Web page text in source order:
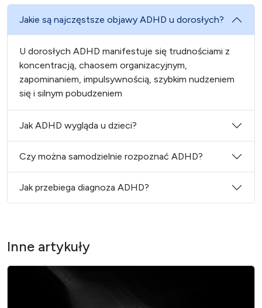
Jakie są najczęstsze objawy ADHD u dorosłych?
U dorosłych ADHD manifestuje się trudnościami z
koncentracją, chaosem organizacyjnym,
zapominaniem, impulsywnością, szybkim nudzeniem
się i silnym pobudzeniem
Jak ADHD wygląda u dzieci?
Czy można samodzielnie rozpoznać ADHD?
Jak przebiega diagnoza ADHD?
Inne artykuły